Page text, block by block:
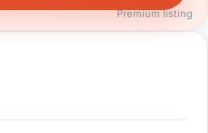
Premium listing